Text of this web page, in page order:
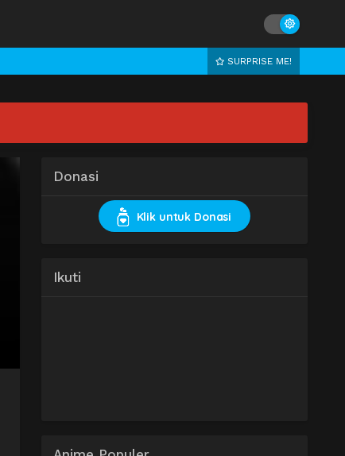
SURPRISE ME!
Donasi
Klik untuk Donasi
Ikuti